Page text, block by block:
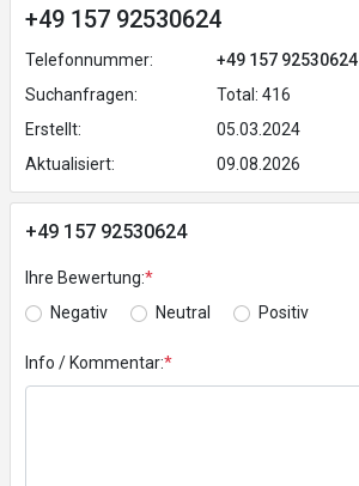
+49 157 92530624
Telefonnummer:
+49 157 92530624
Suchanfragen:
Total: 416
Erstellt:
05.03.2024
Aktualisiert:
09.08.2026
+49 157 92530624
Ihre Bewertung:*
Negativ
Neutral Positiv
Info / Kommentar:*